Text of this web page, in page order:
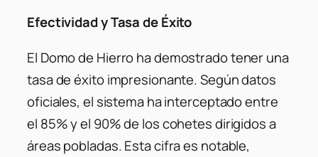
Efectividad y Tasa de Éxito
El Domo de Hierro ha demostrado tener una
tasa de éxito impresionante. Según datos
oficiales, el sistema ha interceptado entre
el 85% y el 90% de los cohetes dirigidos a
áreas pobladas. Esta cifra es notable,